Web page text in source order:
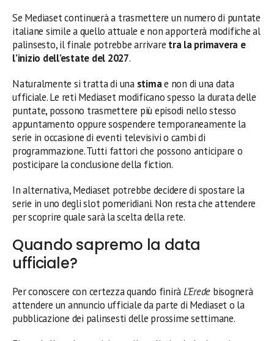
Se Mediaset continuerà a trasmettere un numero di puntate
italiane simile a quello attuale e non apporterà modifiche al
palinsesto, il finale potrebbe arrivare tra la primavera e
l’inizio dell’estate del 2027.
Naturalmente si tratta di una stimae non di una data
ufficiale. Le reti Mediaset modificano spesso la durata delle
puntate, possono trasmettere più episodi nello stesso
appuntamento oppure sospendere temporaneamente la
serie in occasione di eventi televisivi o cambi di
programmazione. Tutti fattori che possono anticipare o
posticipare la conclusione della fiction.
In alternativa, Mediaset potrebbe decidere di spostare la
serie in uno degli slot pomeridiani. Non resta che attendere
per scoprire quale sarà la scelta della rete.
Quando sapremo la data
ufficiale?
Per conoscere con certezza quando finiràL’Erede bisognerà
attendere un annuncio ufficiale da parte di Mediaset o la
pubblicazione dei palinsesti delle prossime settimane.